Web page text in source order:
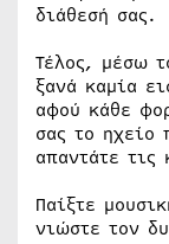
διάθεσή σας.
Τέλος, μέσω
ξανά καμία
αφού κάθε
σας το ηχείο
απαντάτε τις
Παίξτε
νιώστε τον